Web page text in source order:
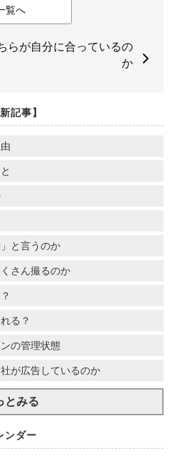
覧へ
らが自分に合っているの
か
記事】
と言うのか
さん撮るのか
る？
の管理状態
が広告しているのか
とみる
ンダー